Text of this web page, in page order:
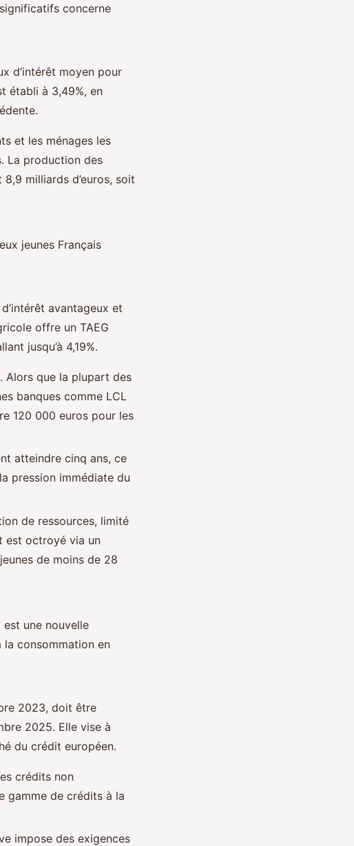
concerne
d’intérêt moyen pour
établi à 3,49%, en
et les ménages les
La production des
milliards d’euros, soit
jeunes Français
avantageux et
offre un TAEG
jusqu’à 4,19%.
Alors que la plupart des
banques comme LCL
120 000 euros pour les
atteindre cinq ans, ce
pression immédiate du
de ressources, limité
est octroyé via un
de moins de 28
une nouvelle
consommation en
2023, doit être
2025. Elle vise à
du crédit européen.
crédits non
gamme de crédits à la
impose des exigences